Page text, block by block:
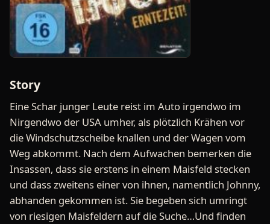
Story
Eine Schar junger Leute reist im Auto irgendwo im
Nirgendwo der USA umher, als plötzlich Krähen vor
die Windschutzscheibe knallen und der Wagen vom
Weg abkommt. Nach dem Aufwachen bemerken die
Insassen, dass sie erstens in einem Maisfeld stecken
und dass zweitens einer von ihnen, namentlich Johnny,
abhanden gekommen ist. Sie begeben sich umringt
von riesigen Maisfeldern auf die Suche…Und finden